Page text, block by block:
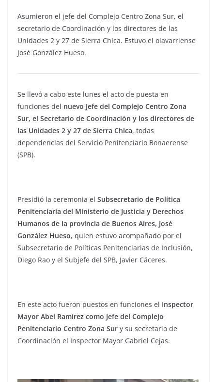
Asumieron el jefe del Complejo Centro Zona Sur, el
secretario de Coordinación y los directores de las
Unidades 2 y 27 de Sierra Chica. Estuvo el olavarriense
José González Hueso.
Se llevó a cabo este lunes el acto de puesta en
funciones del nuevo Jefe del Complejo Centro Zona
Sur, el Secretario de Coordinación y los directores de
las Unidades 2 y 27 de Sierra Chica, todas
dependencias del Servicio Penitenciario Bonaerense
(SPB).
Presidió la ceremonia el Subsecretario de Política
Penitenciaria del Ministerio de Justicia y Derechos
Humanos de la provincia de Buenos Aires, José
González Hueso, quien estuvo acompañado por el
Subsecretario de Políticas Penitenciarias de Inclusión,
Diego Rao y el Subjefe del SPB, Javier Cáceres.
En este acto fueron puestos en funciones el Inspector
Mayor Abel Ramírez como Jefe del Complejo
Penitenciario Centro Zona Sur y su secretario de
Coordinación el Inspector Mayor Gabriel Cejas.